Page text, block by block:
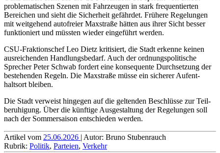
proble­matischen Szenen mit Fahrzeugen in stark frequen­tierten
Bereichen und sieht die Sicherheit gefährdet. Frühere Regelungen
mit weitgehend autofreier Maxstraße hätten aus ihrer Sicht besser
funktio­niert und müssten wieder eingeführt werden.
CSU-Fraktionschef Leo Dietz kritisiert, die Stadt erkenne keinen
aus­reichen­den Handlungs­bedarf. Auch der ordnungs­politi­sche
Sprecher Peter Schwab fordert eine konse­quente Durch­setzung der
beste­henden Regeln. Die Maxstraße müsse ein sicherer Aufent­
haltsort bleiben.
Die Stadt verweist hingegen auf die geltenden Beschlüsse zur Teil­
beruhigung. Über die künftige Aus­gestal­tung der Regelungen soll
nach der Sommer­saison entschieden werden.
Artikel vom 25.06.2026 | Autor: Bruno Stubenrauch
Rubrik: Politik, Parteien, Verkehr